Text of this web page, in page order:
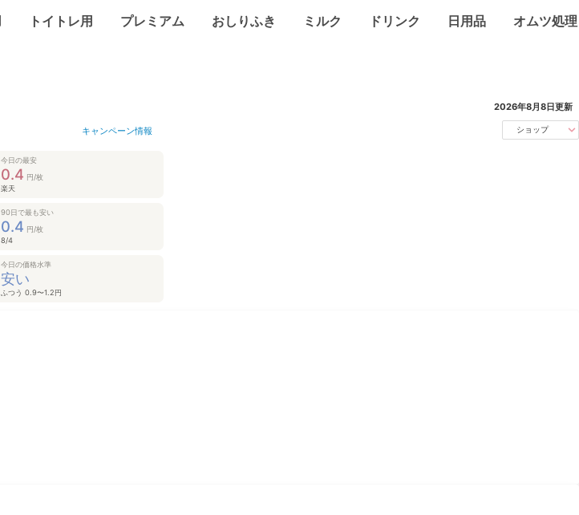
トイトレ用 プレミアム おしりふき ミルク ドリンク 日用品 オムツ処理
2026年8月8日更新
キャンペーン情報 ショップ
今日の最安
0.4 円/枚
楽天
90日で最も安い
0.4 円/枚
8/4
今日の価格水準
安い
ふつう 0.9〜1.2円